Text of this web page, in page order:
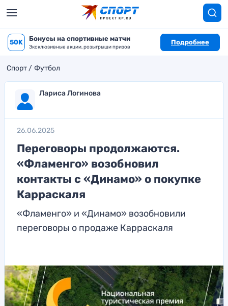
50K Бонусы на спортивные матчи
Эксклюзивные акции, розыгрыши призов
Подробнее
Спорт Футбол
Лариса Логинова
26.06.2025
Переговоры продолжаются.
«Фламенго» возобновил
контакты с «Динамо» о покупке
Карраскаля
«Фламенго» и «Динамо» возобновили
переговоры о продаже Карраскаля